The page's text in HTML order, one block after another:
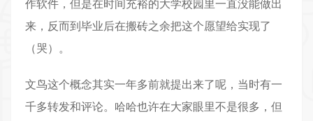
作软件，但是在时间充裕的大学校园里一直没能做出
来，反而到毕业后在搬砖之余把这个愿望给实现了
（哭）。
文鸟这个概念其实一年多前就提出来了呢，当时有一
千多转发和评论。哈哈也许在大家眼里不是很多，但